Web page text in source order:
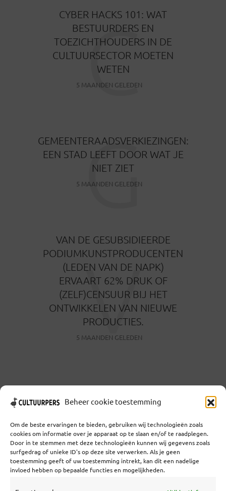
Beheer cookie toestemming
Om de beste ervaringen te bieden, gebruiken wij technologieën zoals
cookies om informatie over je apparaat op te slaan en/of te raadplegen.
Door in te stemmen met deze technologieën kunnen wij gegevens zoals
surfgedrag of unieke ID's op deze site verwerken. Als je geen
toestemming geeft of uw toestemming intrekt, kan dit een nadelige
invloed hebben op bepaalde functies en mogelijkheden.
CYBER HACKS 101: WAT
BESTUURDERS EN
TOEZICHTHOUDERS IN DE
CULTUURSECTOR MOETEN
WETEN
5 MAANDEN GELEDEN
C
GEMEENTERAADSVERKIEZINGEN:
EEN STAD LEEFT DOOR WAT JE
NIET ZIET
5 MAANDEN GELEDEN
G
VAN DE GESUBSIDIEERDE
PODIUMKUNSTPRODUCENTEN
(LEDEN VAN DE NAPK)
ERVAART 62% DRUK OF
(ZELF)CENSUUR BIJ HET
ONTWIKKELEN VAN NIEUWE
PRODUCTIES.
5 MAANDEN GELEDEN
V
Coöperatief Cultureel Persbureau U.A. | Salzburg 29 |
3524KS Utrecht | KvK: 55573592 |Btw: